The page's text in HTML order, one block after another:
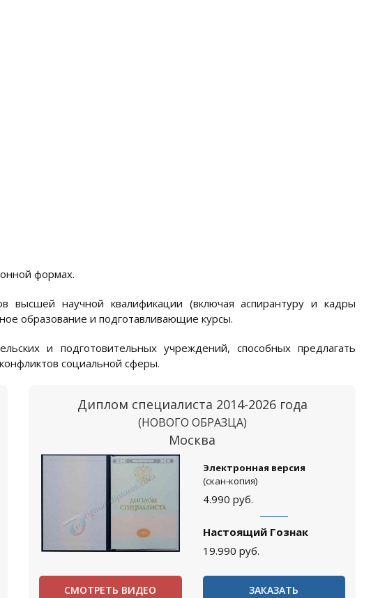
формах.
высшей научной квалификации (включая аспирантуру и кадры
образование и подготавливающие курсы.
и подготовительных учреждений, способных предлагать
социальной сферы.
Диплом специалиста 2014-2026 года
(НОВОГО ОБРАЗЦА)
Москва
Электронная версия
(скан-копия)
4.990 руб.
Настоящий Гознак
19.990 руб.
СМОТРЕТЬ ВИДЕО ЗАКАЗАТЬ